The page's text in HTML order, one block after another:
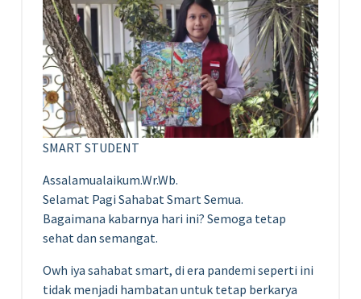
SMART STUDENT
Assalamualaikum.Wr.Wb.
Selamat Pagi Sahabat Smart Semua.
Bagaimana kabarnya hari ini? Semoga tetap
sehat dan semangat.
Owh iya sahabat smart, di era pandemi seperti ini
tidak menjadi hambatan untuk tetap berkarya